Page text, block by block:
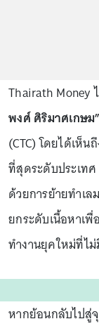
Thairath
พงศ์ ศิริมาศเกษม”
(CTC) โดยได้เห็
ที่สุดระดับประเท
ด้วยการย้ายทำเ
ยกระดับเนื้อหาเ
ทำงานยุคใหม่ที่ไ
หากย้อนกลับไปสู่